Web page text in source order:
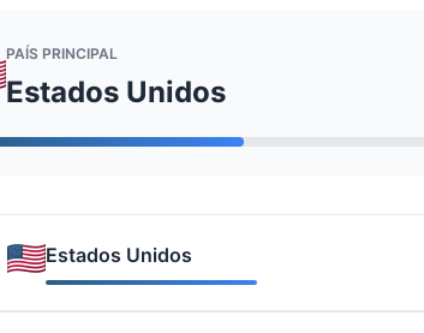
PAÍS PRINCIPAL
Estados Unidos
Estados Unidos